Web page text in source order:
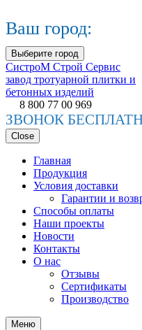
Ваш город:
Выберите город
СистроМ Строй Сервис
завод тротуарной плитки и
бетонных изделий
8 800 77 00 969
ЗВОНОК
Close
Главная
Продукция
Условия доставки
Гарантии и
Способы оплаты
Наши проекты
Новости
Контакты
О нас
Отзывы
Сертификаты
Производство
Меню